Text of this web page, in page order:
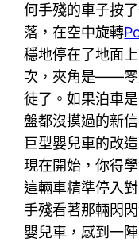
何手殘的車子按
落，在空中旋轉
穩地停在了地面
次，夾角是——零
徒了。如果泊車
盤都沒摸過的新
巨型嬰兒車的改
現在開始，你得
這輛車精準停入
手殘看著那輛閃
嬰兒車，感到一